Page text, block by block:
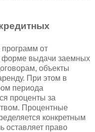
от
форме выдачи заемных
объекты
При этом в
периода
проценты за
Процентные
конкретным
оставляет право